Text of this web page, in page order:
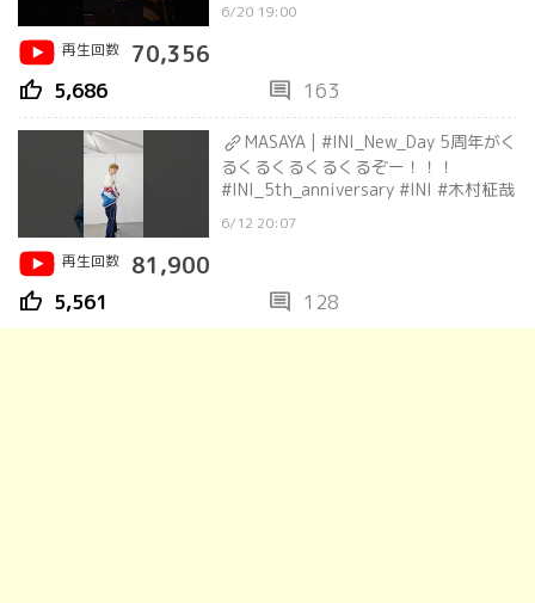
6/20 19:00
再生回数
70,356
thumb_up 5,686 comment 163
MASAYA | #INI_New_Day 5周年がく
るくるくるくるくるぞー！！！
#INI_5th_anniversary #INI #木村柾哉
6/12 20:07
再生回数
81,900
thumb_up 5,561 comment 128